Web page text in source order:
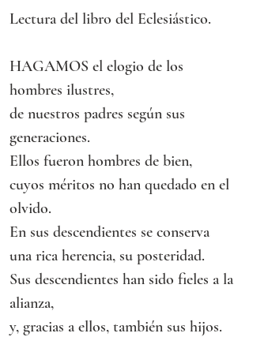
Lectura del libro del Eclesiástico.
HAGAMOS el elogio de los
hombres ilustres,
de nuestros padres según sus
generaciones.
Ellos fueron hombres de bien,
cuyos méritos no han quedado en el
olvido.
En sus descendientes se conserva
una rica herencia, su posteridad.
Sus descendientes han sido fieles a la
alianza,
y, gracias a ellos, también sus hijos.